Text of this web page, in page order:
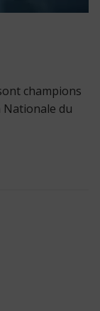
champions
Nationale du